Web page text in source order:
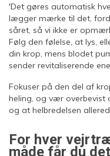
'Det gøres automatisk
lægger mærke til det,
såret, så vi ikke er
Følg den følelse, at lys,
din krop, mens blodet
sender revitaliserende
Fokuser på den del af
heling, og vær overbevist
og at helbredelsen
For hver
måde får du